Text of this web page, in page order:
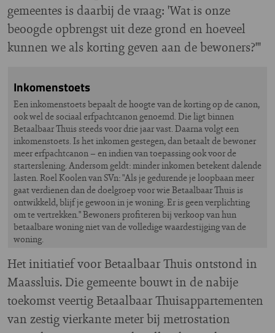
gemeentes is daarbij de vraag: 'Wat is onze
beoogde opbrengst uit deze grond en hoeveel
kunnen we als korting geven aan de bewoners?'"
Inkomenstoets
Een inkomenstoets bepaalt de hoogte van de korting op de canon,
ook wel de sociaal erfpachtcanon genoemd. Die ligt binnen
Betaalbaar Thuis steeds voor drie jaar vast. Daarna volgt een
inkomenstoets. Is het inkomen gestegen, dan betaalt de bewoner
meer erfpachtcanon – en indien van toepassing ook voor de
starterslening. Andersom geldt: minder inkomen betekent dalende
lasten. Roel Koolen van SVn: "Als je gedurende je loopbaan meer
gaat verdienen dan de doelgroep voor wie Betaalbaar Thuis is
ontwikkeld, blijf je gewoon in je woning. Er is geen verplichting
om te vertrekken." Bewoners profiteren bij verkoop van hun
betaalbare woning niet van de volledige waardestijging van de
woning.
Het initiatief voor Betaalbaar Thuis ontstond in
Maassluis. Die gemeente bouwt in de nabije
toekomst veertig Betaalbaar Thuisappartementen
van zestig vierkante meter bij metrostation